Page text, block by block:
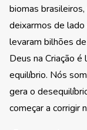
biomas
deixarmos de
levaram bilhões
Deus na Criação
equilíbrio. Nós
gera o
começar a corrigir